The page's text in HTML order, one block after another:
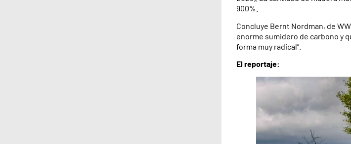
900%.
Concluye Bernt Nordman, de
enorme sumidero de carbono y
forma muy radical”.
El reportaje: